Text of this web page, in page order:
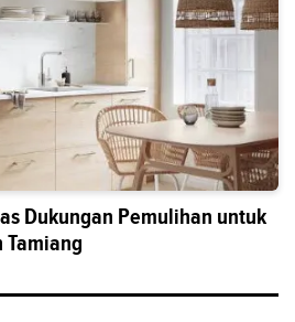
Dukungan Pemulihan untuk